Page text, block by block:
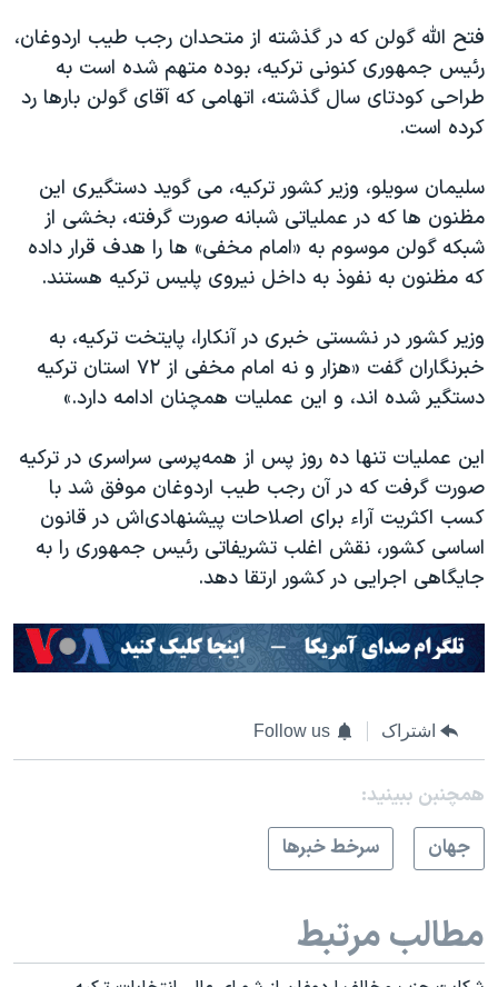
همایش محافظه‌کاران آمریکا «سی‌پک»
صفحه‌های ویژه
سفر پرزیدنت ترامپ به چین
فتح الله گولن که در گذشته از متحدان رجب طیب اردوغان،
رئیس جمهوری کنونی ترکیه، بوده متهم شده است به
طراحی کودتای سال گذشته، اتهامی که آقای گولن بارها رد
کرده است.
سلیمان سویلو، وزیر کشور ترکیه، می گوید دستگیری این
مظنون ها که در عملیاتی شبانه صورت گرفته، بخشی از
شبکه گولن موسوم به «امام مخفی» ها را هدف قرار داده
که مظنون به نفوذ به داخل نیروی پلیس ترکیه هستند.
وزیر کشور در نشستی خبری در آنکارا، پایتخت ترکیه، به
خبرنگاران گفت «هزار و نه امام مخفی از ۷۲ استان ترکیه
دستگیر شده اند، و این عملیات همچنان ادامه دارد.»
این عملیات تنها ده روز پس از همه‌پرسی سراسری در ترکیه
صورت گرفت که در آن رجب طیب اردوغان موفق شد با
کسب اکثریت آراء برای اصلاحات پیشنهادی‌اش در قانون
اساسی کشور، نقش اغلب تشریفاتی رئیس جمهوری را به
جایگاهی اجرایی در کشور ارتقا دهد.
اشتراک Follow us
همچنبن ببینید:
جهان
سرخط خبرها
مطالب مرتبط